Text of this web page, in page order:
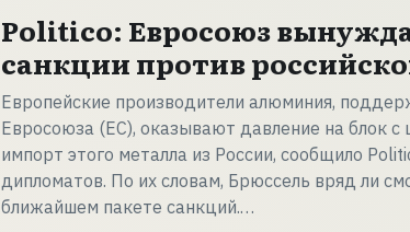
Politico: Евросоюз
санкции против
Европейские производители алюминия,
Евросоюза (ЕС), оказывают давление на блок с
импорт этого металла из России, сообщило
дипломатов. По их словам, Брюссель вряд ли
ближайшем пакете санкций.…